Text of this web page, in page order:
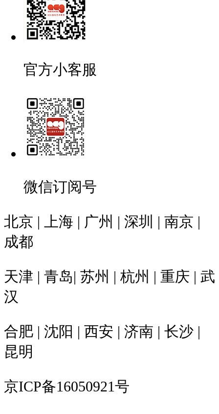
官方小客服
微信订阅号
北京 | 上海 | 广州 | 深圳 | 南京 |
成都
天津 | 青岛| 苏州 | 杭州 | 重庆 | 武
汉
合肥 | 沈阳 | 西安 | 济南 | 长沙 |
昆明
京ICP备16050921号